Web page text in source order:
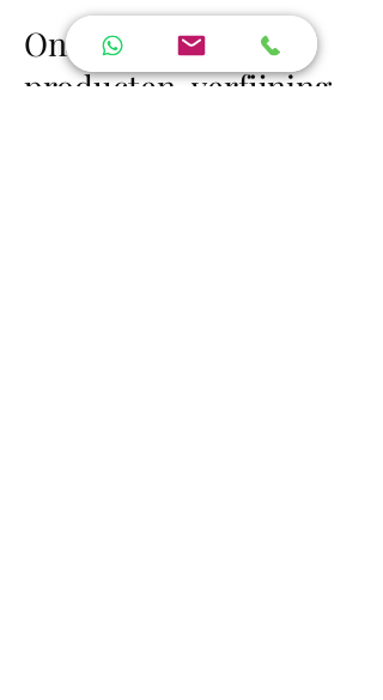
Ontdek luxe zijde
producten, verfijning,